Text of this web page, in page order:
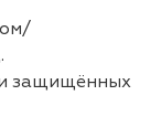
защищённых